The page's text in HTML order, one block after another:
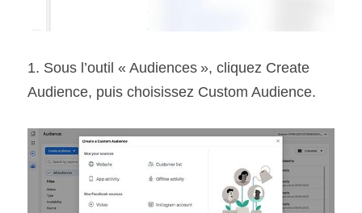
1. Sous l’outil « Audiences », cliquez Create
Audience, puis choisissez Custom Audience.